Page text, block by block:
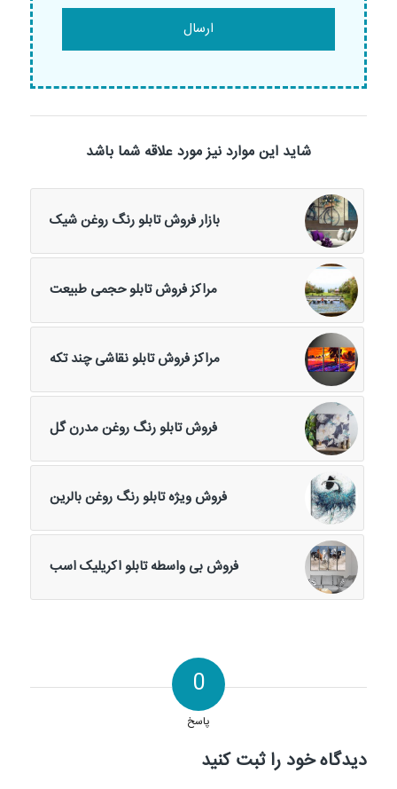
شاید این موارد نیز مورد علاقه شما باشد
بازار فروش تابلو رنگ روغن شیک
مراکز فروش تابلو حجمی طبیعت
مراکز فروش تابلو نقاشی چند تکه
فروش تابلو رنگ روغن مدرن گل
فروش ویژه تابلو رنگ روغن بالرین
فروش بی واسطه تابلو اکریلیک اسب
0
پاسخ
دیدگاه خود را ثبت کنید